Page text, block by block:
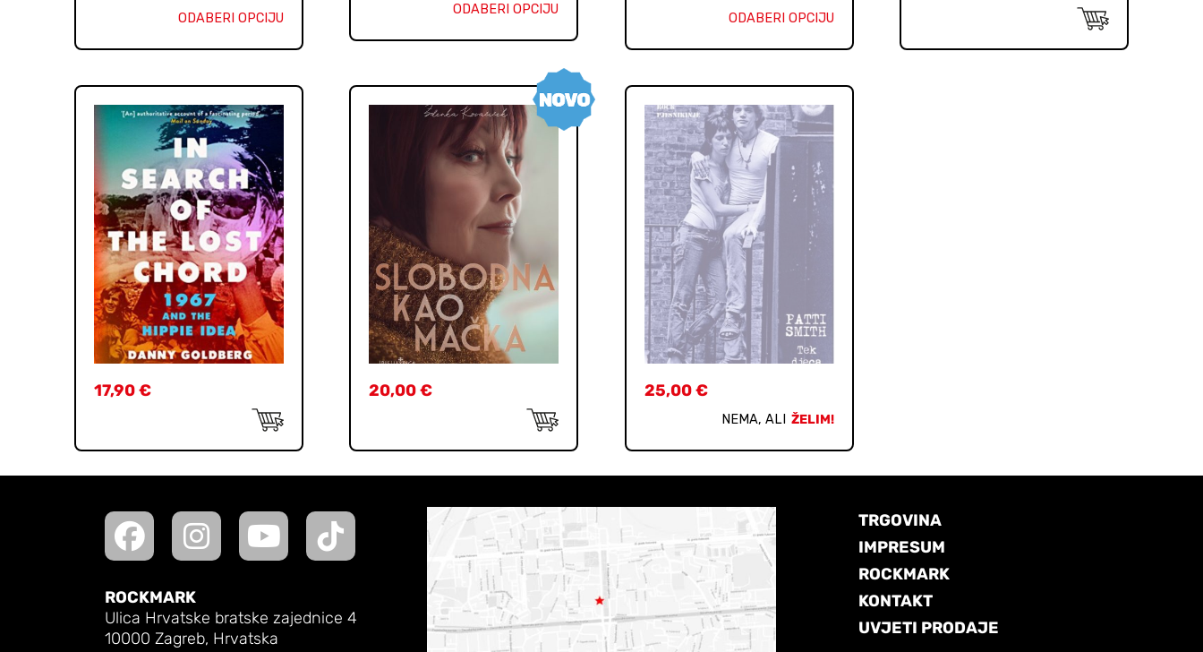
ODABERI OPCIJU
ODABERI OPCIJU
ODABERI OPCIJU
17,90€ 20,00€ 25,00€
NEMA, ALI ŽELIM!
ROCKMARK
Ulica Hrvatske bratske zajednice 4
10000 Zagreb, Hrvatska
TRGOVINA
IMPRESUM
ROCKMARK
KONTAKT
UVJETI PRODAJE